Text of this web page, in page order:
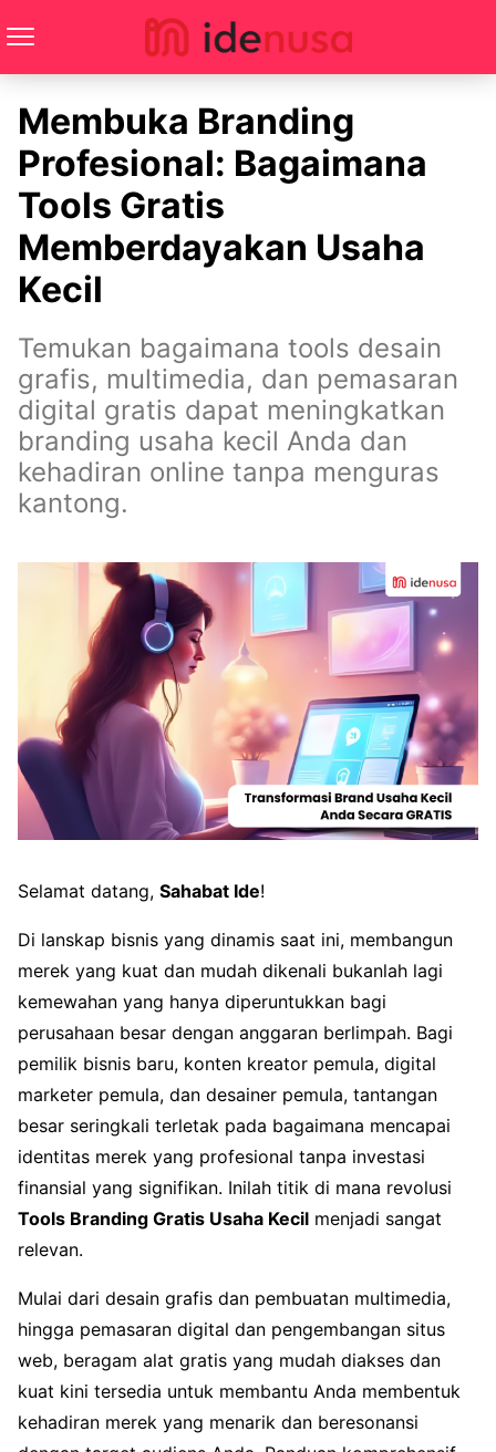
Membuka Branding
Profesional: Bagaimana
Tools Gratis
Memberdayakan Usaha
Kecil
Temukan bagaimana tools desain
grafis, multimedia, dan pemasaran
digital gratis dapat meningkatkan
branding usaha kecil Anda dan
kehadiran online tanpa menguras
kantong.
Selamat datang, Sahabat Ide!
Di lanskap bisnis yang dinamis saat ini, membangun
merek yang kuat dan mudah dikenali bukanlah lagi
kemewahan yang hanya diperuntukkan bagi
perusahaan besar dengan anggaran berlimpah. Bagi
pemilik bisnis baru, konten kreator pemula, digital
marketer pemula, dan desainer pemula, tantangan
besar seringkali terletak pada bagaimana mencapai
identitas merek yang profesional tanpa investasi
finansial yang signifikan. Inilah titik di mana revolusi
Tools Branding Gratis Usaha Kecil menjadi sangat
relevan.
Mulai dari desain grafis dan pembuatan multimedia,
hingga pemasaran digital dan pengembangan situs
web, beragam alat gratis yang mudah diakses dan
kuat kini tersedia untuk membantu Anda membentuk
kehadiran merek yang menarik dan beresonansi